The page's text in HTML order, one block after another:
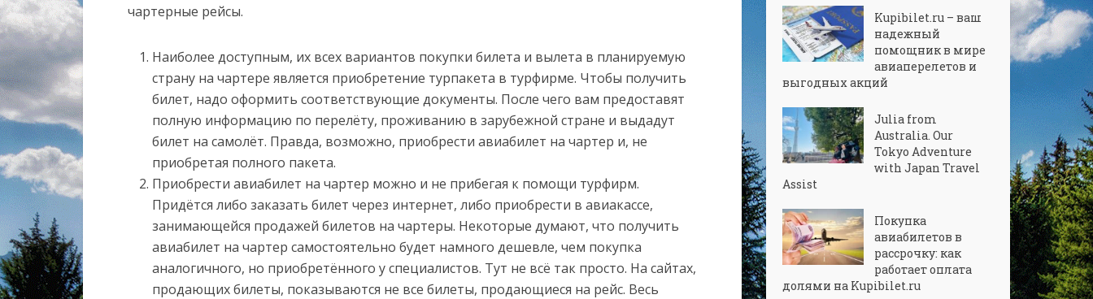
чартерные рейсы.
Наиболее доступным, их всех вариантов покупки билета и вылета в планируемую
страну на чартере является приобретение турпакета в турфирме. Чтобы получить
билет, надо оформить соответствующие документы. После чего вам предоставят
полную информацию по перелёту, проживанию в зарубежной стране и выдадут
билет на самолёт. Правда, возможно, приобрести авиабилет на чартер и, не
приобретая полного пакета.
Приобрести авиабилет на чартер можно и не прибегая к помощи турфирм.
Придётся либо заказать билет через интернет, либо приобрести в авиакассе,
занимающейся продажей билетов на чартеры. Некоторые думают, что получить
авиабилет на чартер самостоятельно будет намного дешевле, чем покупка
аналогичного, но приобретённого у специалистов. Тут не всё так просто. На сайтах,
продающих билеты, показываются не все билеты, продающиеся на рейс. Весь
Kupibilet.ru – ваш
надежный
помощник в мире
авиаперелетов и
выгодных акций
Julia from
Australia. Our
Tokyo Adventure
with Japan Travel
Assist
Покупка
авиабилетов в
рассрочку: как
работает оплата
долями на Kupibilet.ru